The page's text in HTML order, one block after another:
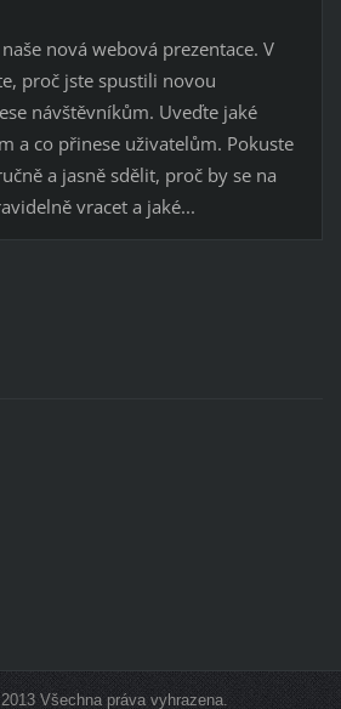
nová webová prezentace. V
proč jste spustili novou
návštěvníkům. Uveďte jaké
a co přinese uživatelům. Pokuste
a jasně sdělit, proč by se na
vracet a jaké...
Všechna práva vyhrazena.